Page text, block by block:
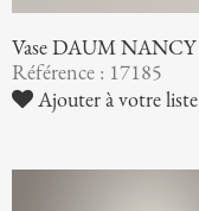
Vase DAUM NANCY
Référence : 17185
Ajouter à votre liste